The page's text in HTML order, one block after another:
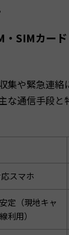
・SIMカー
集や緊急連
な通信手段と
スマホ
定（現地キャ
利用）